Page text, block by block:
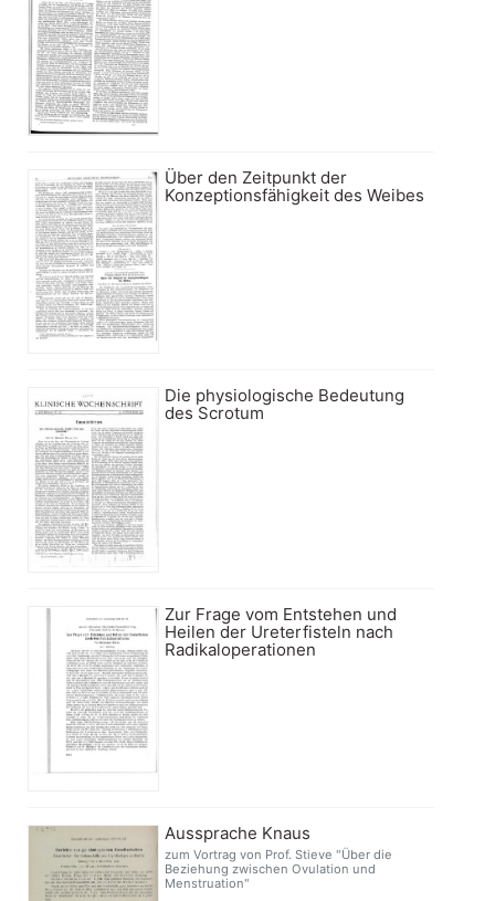
Über den Zeitpunkt der
Konzeptionsfähigkeit des Weibes
Die physiologische Bedeutung
des Scrotum
Zur Frage vom Entstehen und
Heilen der Ureterfisteln nach
Radikaloperationen
Aussprache Knaus
zum Vortrag von Prof. Stieve "Über die
Beziehung zwischen Ovulation und
Menstruation"